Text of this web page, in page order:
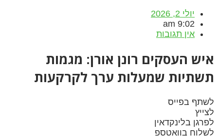
יולי 2, 2026
9:02 am
אין תגובות
איש העסקים רונן אורן: מגמות
תשתיות שמעלות ערך לקרקעות
לשתף בפייס
לצייץ
לפרגן בלינקדאין
לשלוח בוואטספ